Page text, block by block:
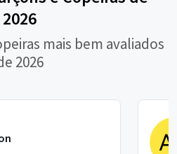
2026
mais bem avaliados
2026